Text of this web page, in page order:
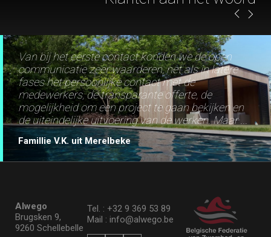
Famillie V.K. uit Merelbeke
Van bij het eerste contact konden we de open
communicatie zeer waarderen, net als in latere
fases het persoonlijke contact met de
medewerkers, de transparante offerte, de
mogelijkheid om een project te gaan bekijken en
de uiteindelijke uitvoering van de werken. Maar ...
Alwego
Brugsken 9,
9260 Schellebelle
Tel. : +32 9 369 53 89
Mail : info@alwego.be